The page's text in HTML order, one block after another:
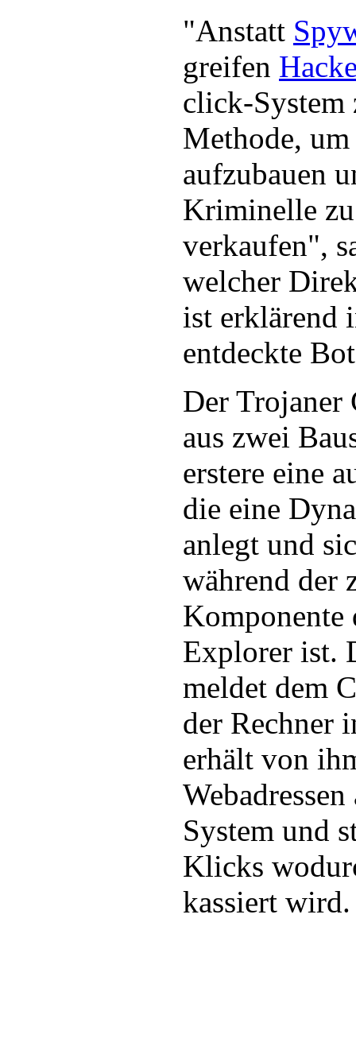
"Anstatt
greifen
click-System
Methode,
aufzubauen
Kriminelle
verkaufen",
welcher
ist erklärend
entdeckte
Der Trojaner
aus zwei
erstere eine
die eine
anlegt und
während der
Komponente
Explorer ist.
meldet dem
der Rechner
erhält von
System und
Klicks
kassiert wird.